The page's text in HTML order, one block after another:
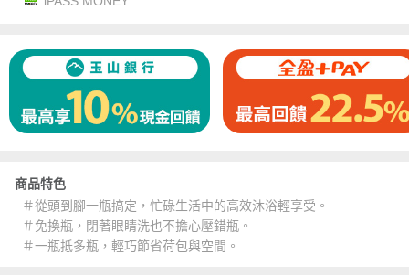
商品特色
＃從頭到腳一瓶搞定，忙碌生活中的高效沐浴輕享受。
＃免換瓶，閉著眼睛洗也不擔心壓錯瓶。
＃一瓶抵多瓶，輕巧節省荷包與空間。